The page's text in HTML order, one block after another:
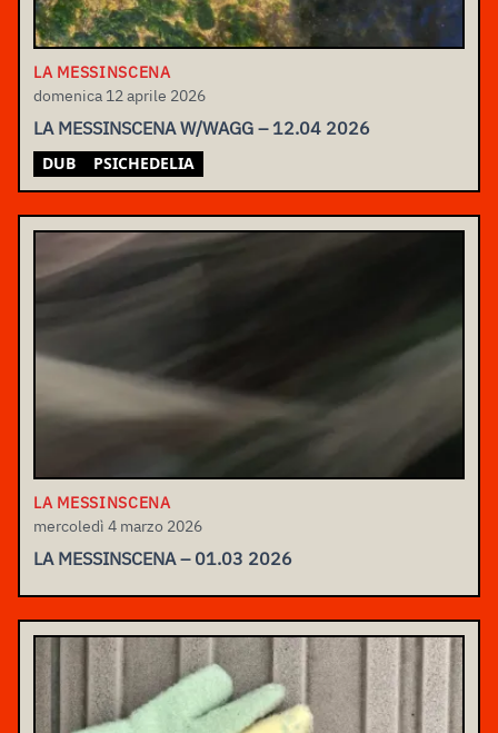
LA MESSINSCENA
domenica 12 aprile 2026
LA MESSINSCENA W/WAGG – 12.04 2026
DUB PSICHEDELIA
LA MESSINSCENA
mercoledì 4 marzo 2026
LA MESSINSCENA – 01.03 2026